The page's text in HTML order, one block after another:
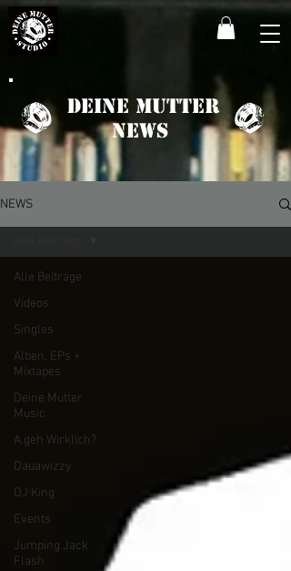
Deine Mutter
News
NEWS
Alle Beiträge
Videos
Singles
Alben, EPs +
Mixtapes
Deine Mutter
Music
A.geh Wirklich?
Dauawizzy
DJ King
Events
Jumping Jack
Flash